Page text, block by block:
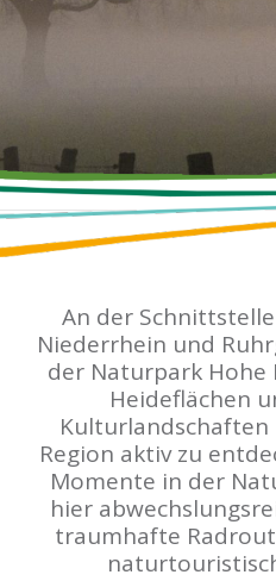
An der
Niederrhein und
der Naturpark Hohe
Heideflächen
Kulturlandschaften
Region aktiv zu
Momente in der
hier
traumhafte